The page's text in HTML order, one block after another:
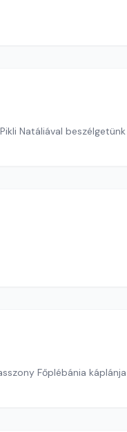
Natáliával beszélgetünk
Főplébánia káplánja